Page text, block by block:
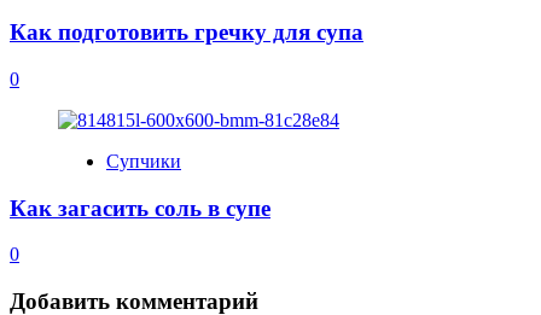
Как подготовить гречку для супа
0
Супчики
Как загасить соль в супе
0
Добавить комментарий